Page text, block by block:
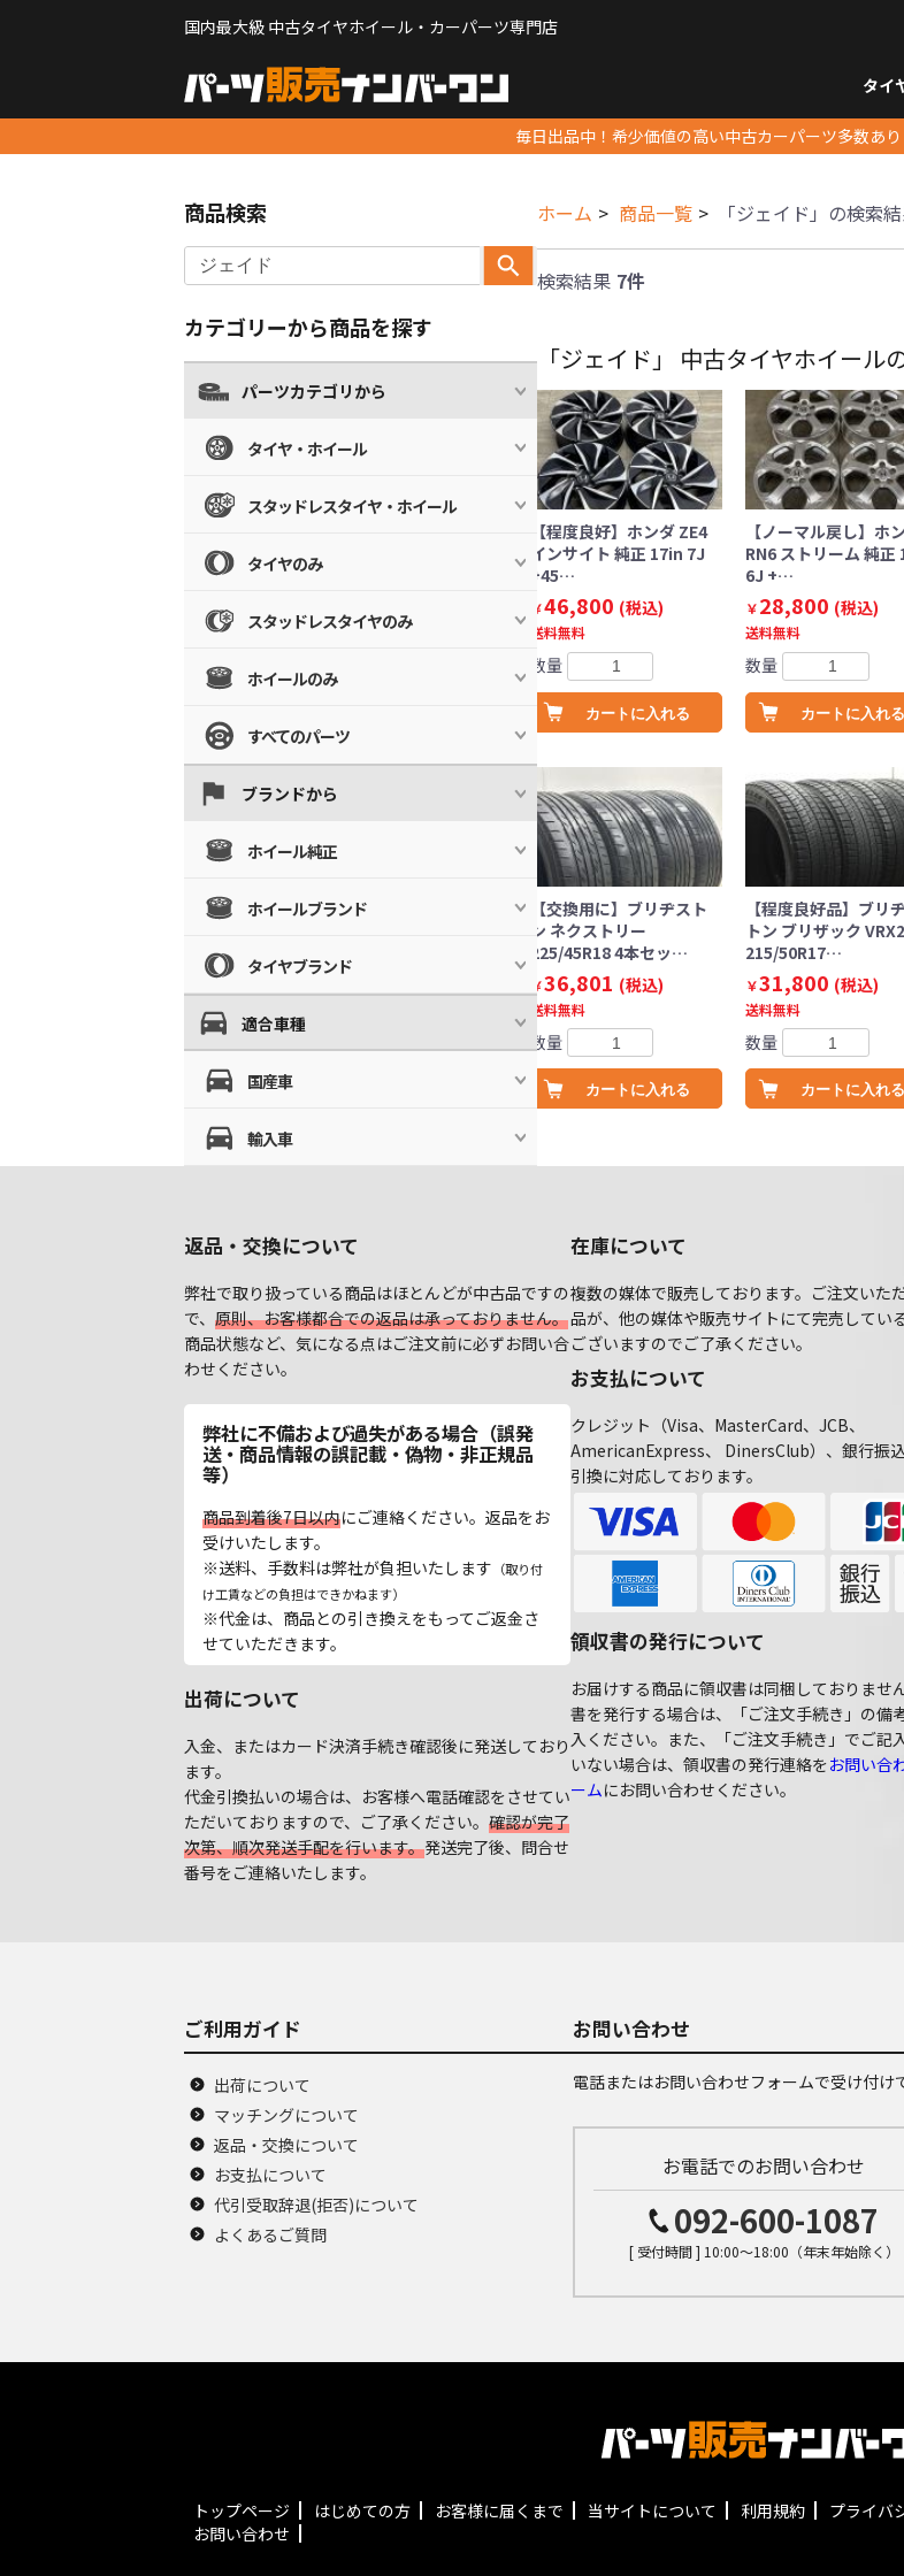
国内最大級 中古タイヤホイール・カーパーツ専門店
タイ
毎日出品中！希少価値の高い中古カーパーツ多数あり
ホーム 商品一覧 「ジェイド」の検索
検索結果 7件
「ジェイド」 中古タイヤホイール
【程度良好】ホンダ ZE4
インサイト 純正 17in 7J
+45…
￥46,800 (税込)
送料無料
数量
カートに入れる
【ノーマル戻し】ホ
RN6 ストリーム 純正
6J +…
￥28,800 (税込)
送料無料
数量
カートに入れる
【交換用に】ブリヂスト
ン ネクストリー
225/45R18 4本セッ…
￥36,801 (税込)
送料無料
数量
カートに入れる
【程度良好品】ブリ
トン ブリザック VRX2
215/50R17…
￥31,800 (税込)
送料無料
数量
カートに入れる
商品検索
カテゴリーから商品を探す
パーツカテゴリから
タイヤ・ホイール
スタッドレスタイヤ・ホイール
タイヤのみ
スタッドレスタイヤのみ
ホイールのみ
すべてのパーツ
ブランドから
ホイール純正
ホイールブランド
タイヤブランド
適合車種
国産車
輸入車
返品・交換について
弊社で取り扱っている商品はほとんどが中古品ですの
で、 原則、お客様都合での返品は承っておりません。
商品状態など、気になる点はご注文前に必ずお問い合
わせください。
弊社に不備および過失がある場合（誤発
送・商品情報の誤記載・偽物・非正規品
等）
商品到着後7日以内にご連絡ください。返品をお
受けいたします。
※送料、手数料は弊社が負担いたします （取り付
け工賃などの負担はできかねます）
※代金は、商品との引き換えをもってご返金さ
せていただきます。
出荷について
入金、またはカード決済手続き確認後に発送しており
ます。
代金引換払いの場合は、お客様へ電話確認をさせてい
ただいておりますので、ご了承ください。 確認が完了
次第、順次発送手配を行います。発送完了後、問合せ
番号をご連絡いたします。
在庫について
複数の媒体で販売しております。ご注文いた
品が、他の媒体や販売サイトにて完売してい
ございますのでご了承ください。
お支払について
クレジット（Visa、MasterCard、JCB、
AmericanExpress、 DinersClub）、銀行振
引換に対応しております。
領収書の発行について
お届けする商品に領収書は同梱しておりませ
書を発行する場合は、「ご注文手続き」の備
入ください。また、「ご注文手続き」でご記
いない場合は、領収書の発行連絡をお問い合
ームにお問い合わせください。
ご利用ガイド
出荷について
マッチングについて
返品・交換について
お支払について
代引受取辞退(拒否)について
よくあるご質問
お問い合わせ
電話またはお問い合わせフォームで受け付け
お電話でのお問い合わせ
092-600-1087
[ 受付時間 ] 10:00～18:00（年末年始除く）
トップページ はじめての方 お客様に届くまで 当サイトについて 利用規約 プライバ
お問い合わせ